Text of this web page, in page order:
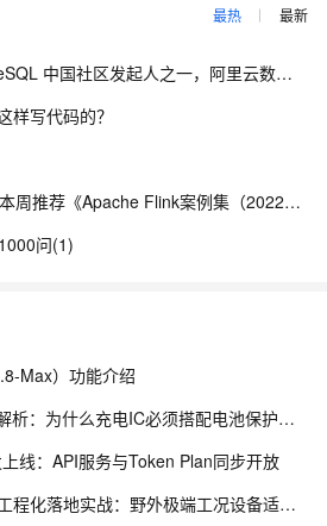
最热 最新
【大咖问答】对话PostgreSQL 中国社区发起人之一，阿里云数据库高级专家 德哥
样写代码的？
【藏经阁一起读（27）】本周推荐《Apache Flink案例集（2022版）》，你有哪些心得？
问(1)
Max）功能介绍
CS5090EA充电方案深度解析：为什么充电IC必须搭配电池保护电路
线：API服务与Token Plan同步开放
工业专网对讲机通讯寒地工程化落地实战：野外极端工况设备适配、部署优化与运维体系搭建